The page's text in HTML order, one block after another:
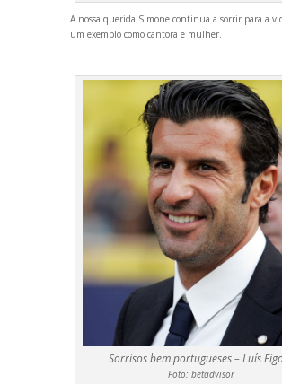
A nossa querida Simone continua a sorrir para a
um exemplo como cantora e mulher.
Sorrisos bem portugueses – Luís
Foto: betadvisor